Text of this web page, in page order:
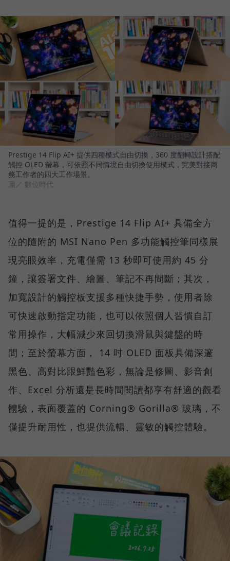
Prestige 14 Flip AI+ 提供四種模式自由切換，360 度翻轉設計搭配
觸控 OLED 螢幕，可依照不同情境自由切換使用模式，完美對接商
務工作者的四大工作場景。
圖／ 數位時代
值得一提的是，Prestige 14 Flip AI+ 具備全方
位的隨附的 MSI Nano Pen 多功能觸控筆同樣展
現亮眼效率，充電僅需 13 秒即可使用約 45 分
鐘，讓簽署文件、繪圖、筆記不再間斷；其次，
加寬設計的觸控板支援多種快捷手勢，使用者除
可快速啟動指定功能，也可以依照個人習慣自訂
常用操作，大幅減少來回切換滑鼠與鍵盤的時
間；至於螢幕方面， 14 吋 OLED 面板具備深邃
黑色、高對比跟鮮豔色彩，無論是修圖、影音創
作、Excel 分析還是長時間閱讀都享有舒適的觀看
體驗，表面覆蓋的 Corning® Gorilla® 玻璃，不
僅提升耐用性，也提供流暢、靈敏的觸控體驗。